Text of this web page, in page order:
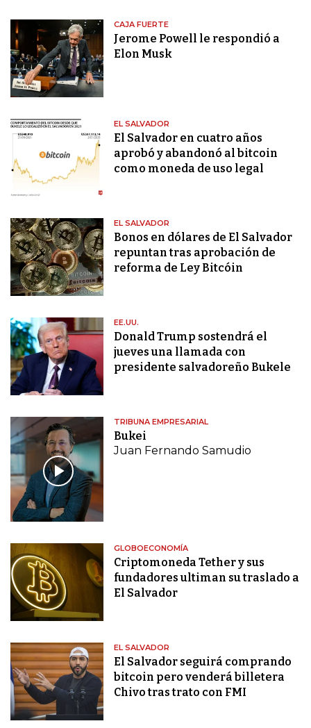
CAJA FUERTE
Jerome Powell le respondió a
Elon Musk
EL SALVADOR
El Salvador en cuatro años
aprobó y abandonó al bitcoin
como moneda de uso legal
EL SALVADOR
Bonos en dólares de El Salvador
repuntan tras aprobación de
reforma de Ley Bitcóin
EE.UU.
Donald Trump sostendrá el
jueves una llamada con
presidente salvadoreño Bukele
TRIBUNA EMPRESARIAL
Bukei
Juan Fernando Samudio
GLOBOECONOMÍA
Criptomoneda Tether y sus
fundadores ultiman su traslado a
El Salvador
EL SALVADOR
El Salvador seguirá comprando
bitcoin pero venderá billetera
Chivo tras trato con FMI